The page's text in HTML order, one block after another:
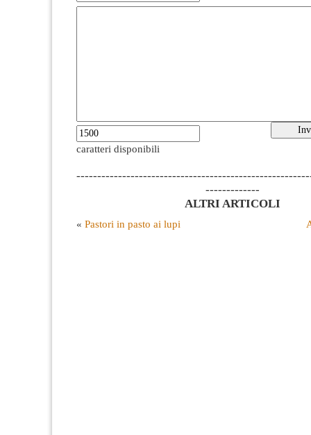
caratteri disponibili
-------------
ALTRI ARTICOLI
« Pastori in pasto ai lupi